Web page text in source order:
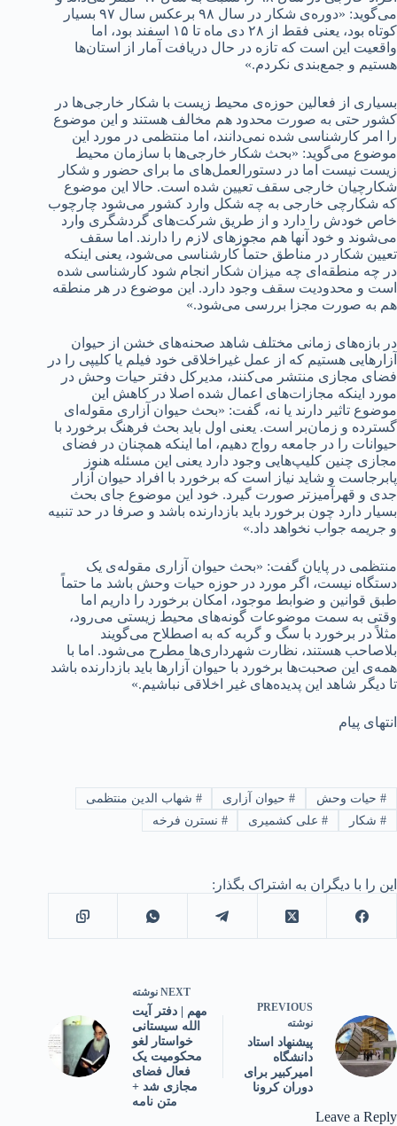
می‌گوید: «دوره‌ی شکار در سال ۹۸ برعکس سال ۹۷ بسیار
کوتاه بود، یعنی فقط از ۲۸ دی‌ ماه تا ۱۵ اسفند بود، اما
واقعیت این است که تازه در حال دریافت آمار از استان‌ها
هستیم و جمع‌بندی نکردم.»
بسیاری از فعالین حوزه‌ی محیط زیست با شکار خارجی‌ها در
کشور حتی به صورت محدود هم مخالف هستند و این موضوع
را امر کارشناسی شده نمی‌دانند، اما منتظمی در مورد این
موضوع می‌گوید: «بحث شکار خارجی‌ها با سازمان محیط
زیست نیست اما در دستورالعمل‌های ما برای حضور و شکار
شکارچیان خارجی سقف تعیین شده است. حالا این موضوع
که شکارچی خارجی به چه شکل وارد کشور می‌شود چارچوب
خاص خودش را دارد و از طریق شرکت‌های گردشگری وارد
می‌شوند و خود آنها هم مجوزهای لازم را دارند. اما سقف
تعیین شکار در مناطق حتماً کارشناسی می‌شود، یعنی اینکه
در چه منطقه‌ای چه میزان شکار انجام شود کارشناسی شده
است و محدودیت سقف وجود دارد. این موضوع در هر منطقه
هم به صورت مجزا بررسی می‌شود.»
در بازه‌های زمانی مختلف شاهد صحنه‌های خشن از حیوان
آزارهایی هستیم که از عمل غیراخلاقی خود فیلم یا کلیپی را در
فضای مجازی منتشر می‌کنند، مدیرکل دفتر حیات وحش در
مورد اینکه مجازات‌های اعمال شده اصلا در کاهش این
موضوع تاثیر دارند یا نه، گفت: «بحث حیوان آزاری مقوله‌ای
گسترده‌ و زمان‌بر است. یعنی اول باید بحث فرهنگ برخورد با
حیوانات را در جامعه رواج دهیم، اما اینکه همچنان در فضای
مجازی چنین کلیپ‌هایی وجود دارد یعنی این مسئله هنوز
پابرجاست و شاید نیاز است که برخورد با افراد حیوان آزار
جدی‌ و قهرآمیزتر صورت گیرد. خود این موضوع جای بحث
بسیار دارد چون برخورد باید بازدارنده باشد و صرفا در حد تنبیه
و جریمه جواب نخواهد داد.»
منتظمی در پایان گفت: «بحث حیوان آزاری مقوله‌ی یک
دستگاه نیست، اگر مورد در حوزه حیات وحش باشد ما حتماً
طبق قوانین و ضوابط موجود، امکان برخورد را داریم اما
وقتی به سمت موضوعات گونه‌های محیط زیستی می‌رود،
مثلاً در برخورد با سگ و گربه که به اصطلاح می‌گویند
بلاصاحب هستند، نظارت شهرداری‌ها مطرح می‌شود. اما با
همه‌ی این صحبت‌ها برخورد با حیوان آزارها باید بازدارنده باشد
تا دیگر شاهد این پدیده‌های غیر اخلاقی نباشیم.»
انتهای پیام
#حیات وحش #حیوان آزاری # شهاب الدین منتظمی
#شکار #علی کشمیری # نسترن فرخه
این را با دیگران به اشتراک بگذار:
PREVIOUS
نوشته
پیشنهاد استاد
دانشگاه
امیرکبیر برای
دوران کرونا
NEXT نوشته
مهم | دفتر آیت
الله سیستانی
خواستار لغو
محکومیت یک
فعال فضای
مجازی شد +
متن نامه
Leave a Reply